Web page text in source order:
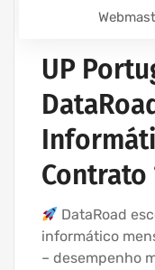
UP
Contrato
DataRoad
informático
– desempenho